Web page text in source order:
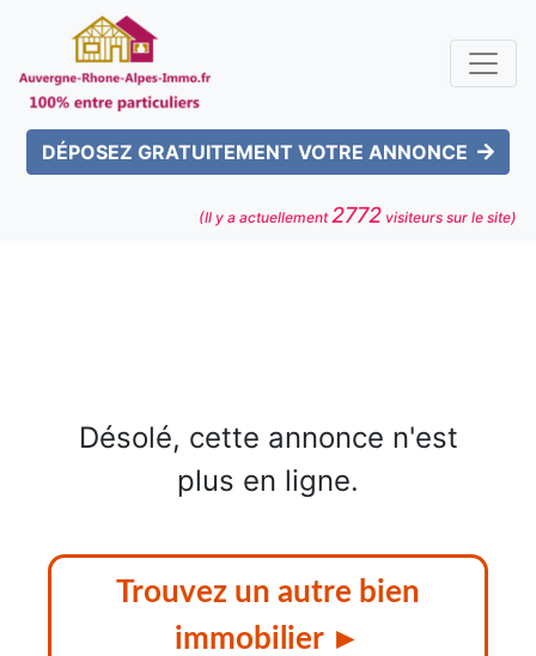
DÉPOSEZ GRATUITEMENT VOTRE ANNONCE
(Il y a actuellement2772 visiteurs sur le site)
Désolé, cette annonce n'est
plus en ligne.
Trouvez un autre bien
immobilier ►